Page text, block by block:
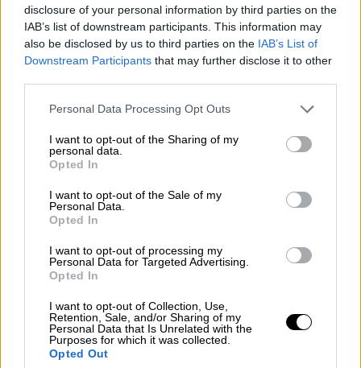
disclosure of your personal information by third parties on the
IAB’s list of downstream participants. This information may
also be disclosed by us to third parties on the IAB’s List of
Downstream Participants that may further disclose it to other
Please note that this website/app uses one or more Google
not limited to your visit or usage behaviour. You may click to
grant or deny consent to Google and its third-party tags to
use your data for below specified purposes in below Google
consent section.
Personal Data Processing Opt Outs
I want to opt-out of the Sharing of my
personal data.
Opted In
I want to opt-out of the Sale of my
Personal Data.
Opted In
I want to opt-out of processing my
Personal Data for Targeted Advertising.
Opted In
I want to opt-out of Collection, Use,
Retention, Sale, and/or Sharing of my
Personal Data that Is Unrelated with the
Purposes for which it was collected.
Opted Out
ΑΠΟΣΠΑΣΜΑΤΑ...| 06.08.2026 18:49
Φωτιά στη Σκύρο: Τεράστιες φλόγες και
ολονύχτια μάχη
Κεντρικό...| 05.08.2026 19:49
Κεντρικό δελτίο ειδήσεων 05/08/2026
Ώρα Ελλάδος...|06.08.2026 10:06
Ώρα Ελλάδος 06/08/2026
ΑΘΛΗΤΙΚΟ ΔΕΛΤΙΟ